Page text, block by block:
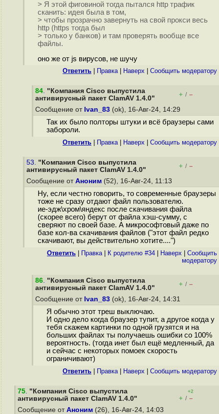
> Я этой фиговиной тогда пытался http трафик
сканить: идея была в том,
> чтобы прозрачно завернуть на свой прокси весь
http (https тогда был
> только у банков) и там проверять вообще все
файлы.
оно же от js вирусов, не шучу
Ответить Правка| Наверх Cообщить модератору
84. "Компания Cisco выпустила
антивирусный пакет ClamAV 1.4.0"
+ / –
Сообщение от Ivan_83 (ok), 16-Авг-24, 14:29
Так их было полторы штуки и всё браузеры сами
забороли.
Ответить Правка| Наверх Cообщить модератору
53. "Компания Cisco выпустила
антивирусный пакет ClamAV 1.4.0"
+ / –
Сообщение от Аноним (52), 16-Авг-24, 11:13
Ну, если честно говорить, то современные браузеры
тоже не сразу отдают файл пользователю.
ие-эдж\хром\яндекс после скачивания файла
(скорее всего) берут от файла хэш-сумму, с
сверяют по своей базе. А микрософтовый даже по
базе кол-ва скачивания файлов ("этот файл редко
скачивают, вы действительно хотите....")
Ответить Правка| К родителю #34 Наверх
Cообщить
модератору
86. "Компания Cisco выпустила
антивирусный пакет ClamAV 1.4.0"
+ / –
Сообщение от Ivan_83 (ok), 16-Авг-24, 14:31
Я обычно этот треш выключаю.
И одно дело когда браузер тупит, а другое когда у
тебя скажем картинки по одной грузятся и на
больших файлах ты получаешь ошибки со 100%
вероятность. (тогда инет был ещё медленный, да
и сейчас с некоторых помоек скорость
ограничивают)
Ответить Правка| Наверх Cообщить модератору
75. "Компания Cisco выпустила
антивирусный пакет ClamAV 1.4.0"
+2
+ / –
Сообщение от Аноним (26), 16-Авг-24, 14:03